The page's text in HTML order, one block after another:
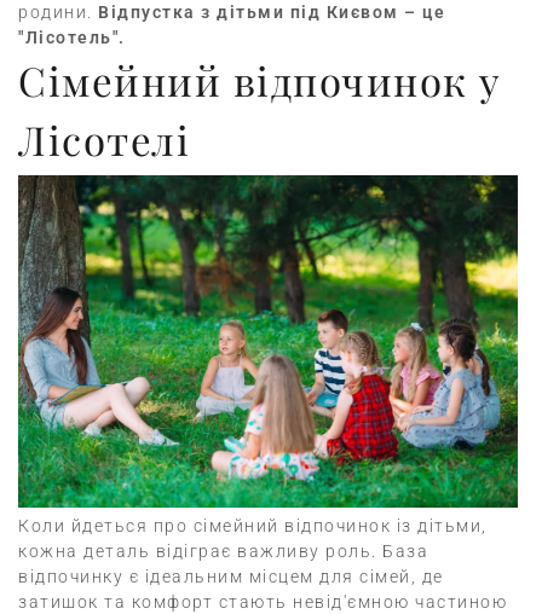
родини. Відпустка з дітьми під Києвом – це
"Лісотель".
Сімейний відпочинок у
Лісотелі
Коли йдеться про сімейний відпочинок із дітьми,
кожна деталь відіграє важливу роль. База
відпочинку є ідеальним місцем для сімей, де
затишок та комфорт стають невід'ємною частиною